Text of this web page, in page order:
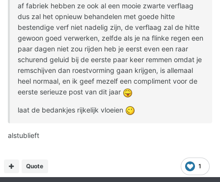
af fabriek hebben ze ook al een mooie zwarte verflaag
dus zal het opnieuw behandelen met goede hitte
bestendige verf niet nadelig zijn, de verflaag zal de hitte
gewoon goed verwerken, zelfde als je na flinke regen een
paar dagen niet zou rijden heb je eerst even een raar
schurend geluid bij de eerste paar keer remmen omdat je
remschijven dan roestvorming gaan krijgen, is allemaal
heel normaal, en ik geef mezelf een compliment voor de
eerste serieuze post van dit jaar
laat de bedankjes rijkelijk vloeien
alstublieft
1
Quote